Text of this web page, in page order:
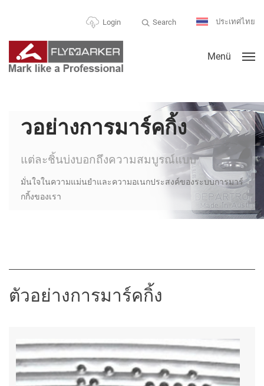
Login Search ประเทศไทย
Menü
วอย่างการมาร์คกิ้ง
แต่ละชิ้นบ่งบอกถึงความสมบูรณ์แบบ
มั่นใจในความแม่นยำและความอเนกประสงค์ของระบบการมาร์
กกิ้งของเรา
ตัวอย่างการมาร์คกิ้ง